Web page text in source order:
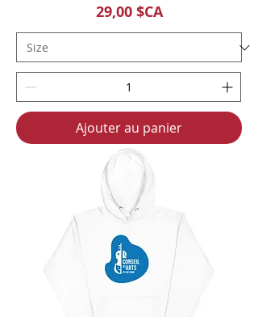
Prix
29,00 $CA
Ajouter au panier